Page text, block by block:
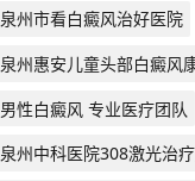
泉州市看白癜风治好医院
泉州惠安儿童头部白癜风
男性白癜风 专业医疗团队
泉州中科医院308激光治